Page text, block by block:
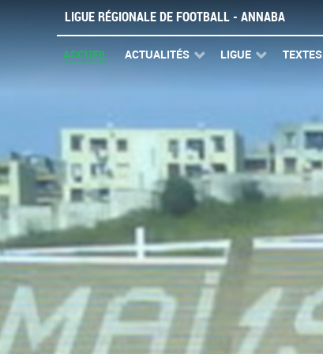
LIGUE RÉGIONALE DE FOOTBALL - ANNABA
ACCUEIL ACTUALITÉS LIGUE TEXTES